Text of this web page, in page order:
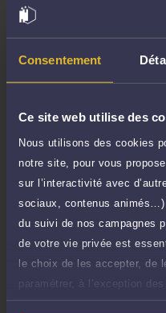
Consentement
Ce site web utilise des
Nous utilisons des cookies
notre site, pour vous
sur l’interactivité avec
sociaux, contenus
du suivi de nos campagnes
de votre vie privée est
le choix de les accepter, de
paramétrer, à l’exception
nécessaires au
de 1.000
Consultation
Etude de votre
d'ajout d'une